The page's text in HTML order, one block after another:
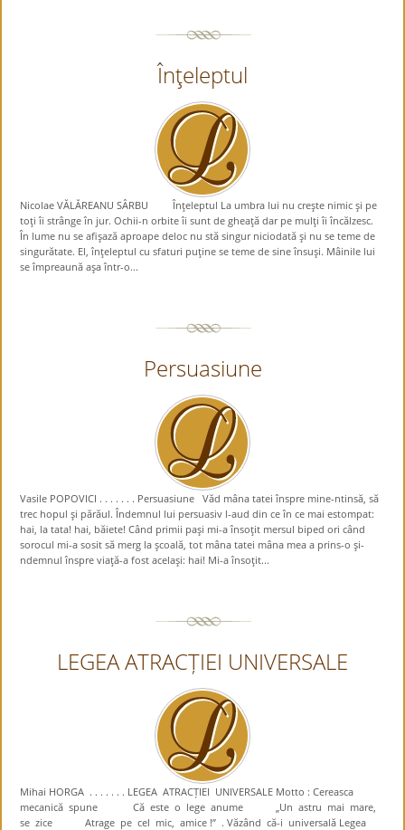
Înţeleptul
Nicolae VĂLĂREANU SÂRBU Înţeleptul La umbra lui nu creşte nimic şi pe
toţi îi strânge în jur. Ochii-n orbite îi sunt de gheaţă dar pe mulţi îi încălzesc.
În lume nu se afişază aproape deloc nu stă singur niciodată şi nu se teme de
singurătate. El, înţeleptul cu sfaturi puţine se teme de sine însuşi. Mâinile lui
se împreaună aşa într-o...
Persuasiune
Vasile POPOVICI . . . . . . . Persuasiune Văd mâna tatei înspre mine-ntinsă, să
trec hopul şi părăul. Îndemnul lui persuasiv l-aud din ce în ce mai estompat:
hai, la tata! hai, băiete! Când primii paşi mi-a însoţit mersul biped ori când
sorocul mi-a sosit să merg la şcoală, tot mâna tatei mâna mea a prins-o şi-
ndemnul înspre viaţă-a fost acelaşi: hai! Mi-a însoţit...
LEGEA ATRACȚIEI UNIVERSALE
Mihai HORGA . . . . . . . LEGEA ATRACȚIEI UNIVERSALE Motto : Cereasca
mecanică spune Că este o lege anume „Un astru mai mare,
se zice Atrage pe cel mic, amice !” . Văzând că-i universală Legea